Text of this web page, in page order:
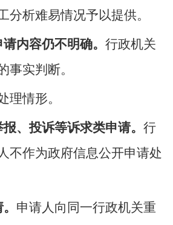
分析难易情况予以提供。
内容仍不明确。 行政机关
事实判断。
理情形。
、投诉等诉求类申请。 行
不作为政府信息公开申请处
申请人向同一行政机关重